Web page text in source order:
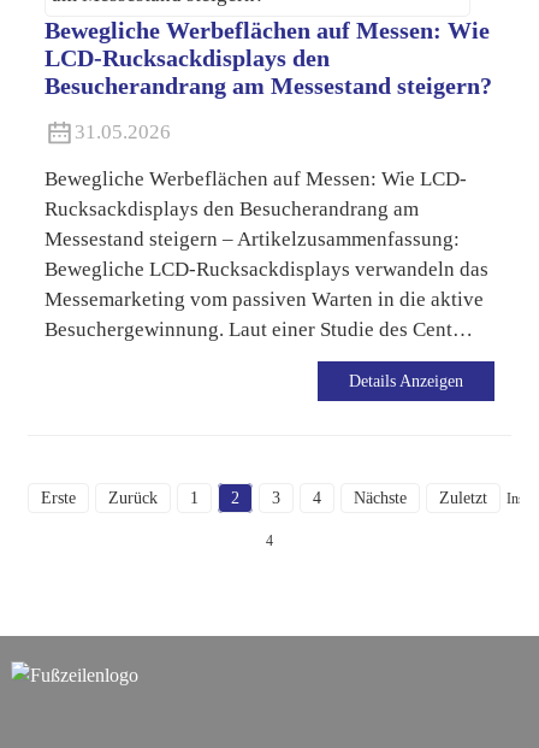
Bewegliche Werbeflächen auf Messen: Wie
LCD-Rucksackdisplays den
Besucherandrang am Messestand steigern?
31.05.2026
Bewegliche Werbeflächen auf Messen: Wie LCD-
Rucksackdisplays den Besucherandrang am
Messestand steigern – Artikelzusammenfassung:
Bewegliche LCD-Rucksackdisplays verwandeln das
Messemarketing vom passiven Warten in die aktive
Besuchergewinnung. Laut einer Studie des Cent…
Details Anzeigen
Erste Zurück 1 2 3 4 Nächste Zuletzt
4